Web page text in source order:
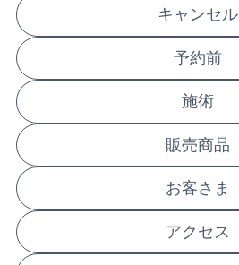
キャンセル
予約前
施術
販売商品
お客さま
アクセス